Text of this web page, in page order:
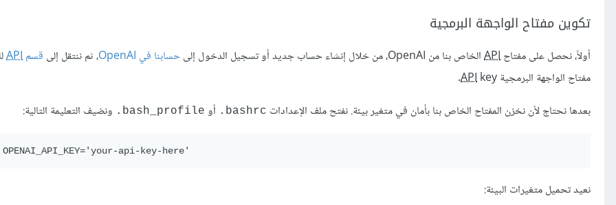
تكوين مفتاح الواجهة البرمجية
أولاً، نحصل على مفتاحAPIالخاص بنا من OpenAI، من خلال إنشاء حساب جديد أو تسجيل الدخول إلى حسابنا في OpenAI ، ثم ننتقل إلى قسمAPI
مفتاح الواجهة البرمجية
APIkey.
بعدها نحتاج لأن نخزن المفتاح الخاص بنا بأمان في متغير بيئة. نفتح ملف الإعدادات bashrc. أو bash_profile. ونضيف التعليمة التالية:
نعيد تحميل متغيرات البيئة: